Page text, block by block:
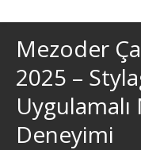
Mezoder
2025 –
Deneyimi